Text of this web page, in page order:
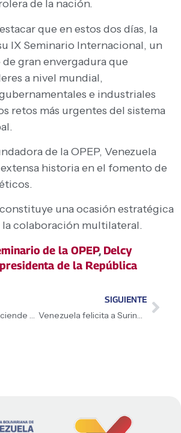
de la nación.
que en estos dos días, la
IX Seminario Internacional, un
gran envergadura que
a nivel mundial,
e industriales
retos más urgentes del sistema
de la OPEP, Venezuela
historia en el fomento de
una ocasión estratégica
colaboración multilateral.
de la OPEP, Delcy
de la República
Jefe de Estado asciende a oficiales, técnicos y tropa de la FANB
SIGUIENTE
Venezuela felicita a Suriname por nombramiento de presidenta Jennifer Geerlings